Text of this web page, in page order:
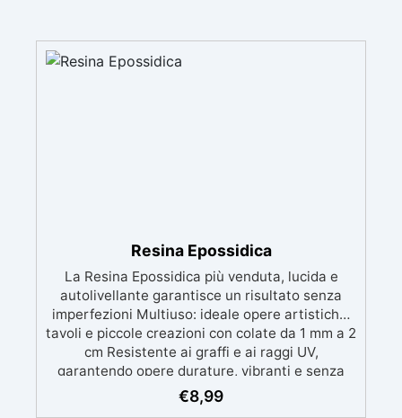
Resina Epossidica
La Resina Epossidica più venduta, lucida e
autolivellante garantisce un risultato senza
imperfezioni Multiuso: ideale opere artistiche,
tavoli e piccole creazioni con colate da 1 mm a 2
cm Resistente ai graffi e ai raggi UV,
garantendo opere durature, vibranti e senza
ingiallimenti nel tempo Bassa viscosità e
formula anti-bolle per risultati impeccabili,
€8,99